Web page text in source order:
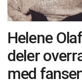
Helene
deler
med